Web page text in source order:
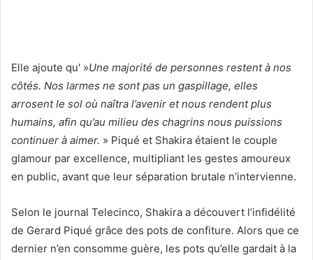
Elle ajoute qu' »Une majorité de personnes restent à nos
côtés. Nos larmes ne sont pas un gaspillage, elles
arrosent le sol où naîtra l’avenir et nous rendent plus
humains, afin qu’au milieu des chagrins nous puissions
continuer à aimer. » Piqué et Shakira étaient le couple
glamour par excellence, multipliant les gestes amoureux
en public, avant que leur séparation brutale n’intervienne.
Selon le journal Telecinco, Shakira a découvert l’infidélité
de Gerard Piqué grâce des pots de confiture. Alors que ce
dernier n’en consomme guère, les pots qu’elle gardait à la